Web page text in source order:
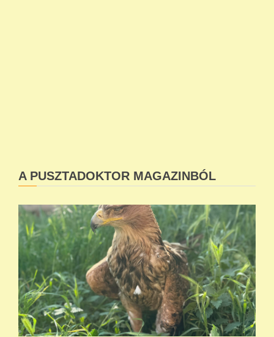
A PUSZTADOKTOR MAGAZINBÓL